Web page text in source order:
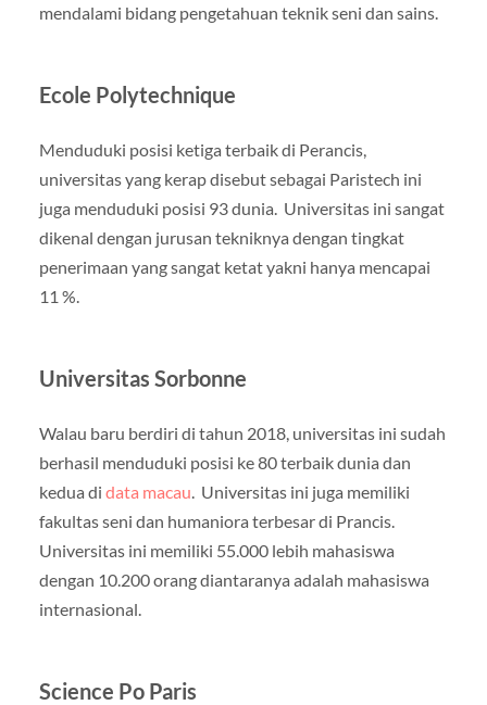
mendalami bidang pengetahuan teknik seni dan sains.
Ecole Polytechnique
Menduduki posisi ketiga terbaik di Perancis,
universitas yang kerap disebut sebagai Paristech ini
juga menduduki posisi 93 dunia. Universitas ini sangat
dikenal dengan jurusan tekniknya dengan tingkat
penerimaan yang sangat ketat yakni hanya mencapai
11 %.
Universitas Sorbonne
Walau baru berdiri di tahun 2018, universitas ini sudah
berhasil menduduki posisi ke 80 terbaik dunia dan
kedua di data macau . Universitas ini juga memiliki
fakultas seni dan humaniora terbesar di Prancis.
Universitas ini memiliki 55.000 lebih mahasiswa
dengan 10.200 orang diantaranya adalah mahasiswa
internasional.
Science Po Paris